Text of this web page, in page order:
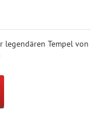
legendären Tempel von